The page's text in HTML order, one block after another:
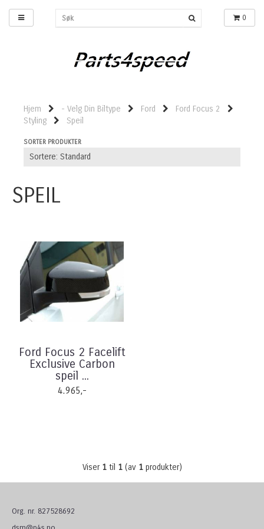
0
Hjem - Velg Din Biltype Ford
Ford Focus 2
Styling
Speil
SORTER PRODUKTER
SPEIL
Ford Focus 2 Facelift
Exclusive Carbon
speil ...
4.965,-
Viser 1til 1(av 1produkter)
Org. nr. 827528692